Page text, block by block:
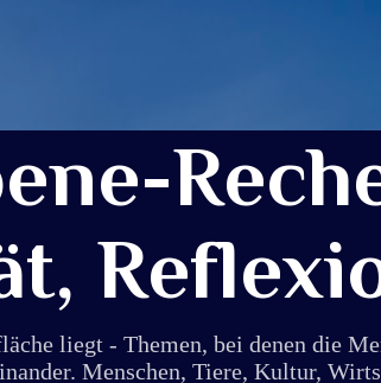
liegt - Themen, bei denen die
Menschen, Tiere, Kultur,